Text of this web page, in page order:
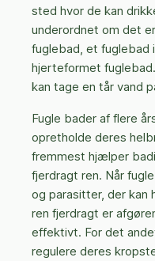
sted hvor de kan
underordnet om det
fuglebad, et fuglebad
hjerteformet
kan tage en tår vand
Fugle bader af flere
opretholde deres
fremmest hjælper
fjerdragt ren. Når
og parasitter, der kan
ren fjerdragt er
effektivt. For det
regulere deres